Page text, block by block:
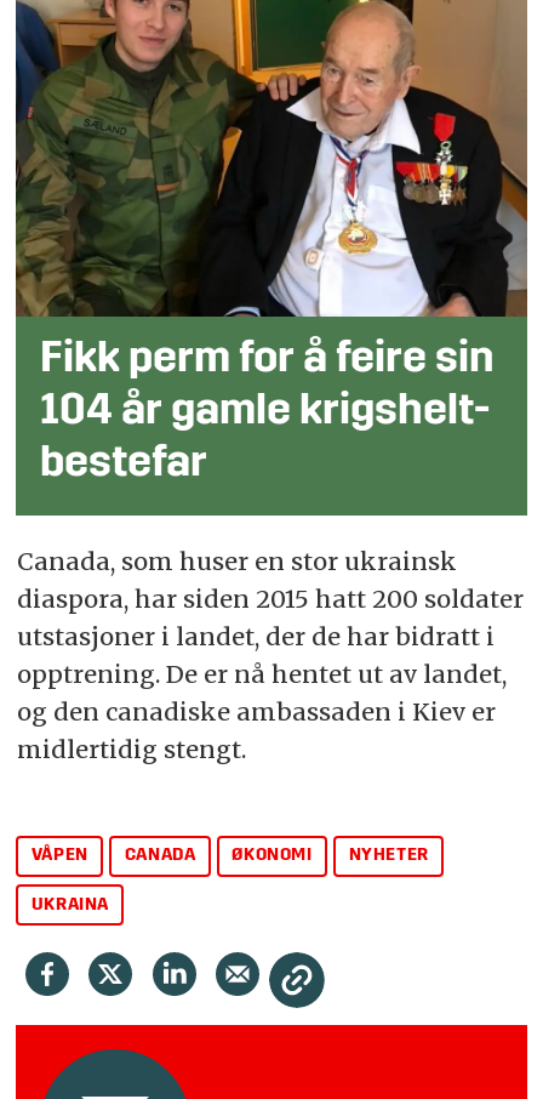
Fikk perm for å feire sin
104 år gamle krigshelt-
bestefar
Canada, som huser en stor ukrainsk
diaspora, har siden 2015 hatt 200 soldater
utstasjoner i landet, der de har bidratt i
opptrening. De er nå hentet ut av landet,
og den canadiske ambassaden i Kiev er
midlertidig stengt.
VÅPEN CANADA ØKONOMI NYHETER
UKRAINA